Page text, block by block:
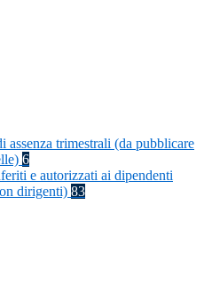
assenza trimestrali (da pubblicare
6
e autorizzati ai dipendenti
dirigenti) 83